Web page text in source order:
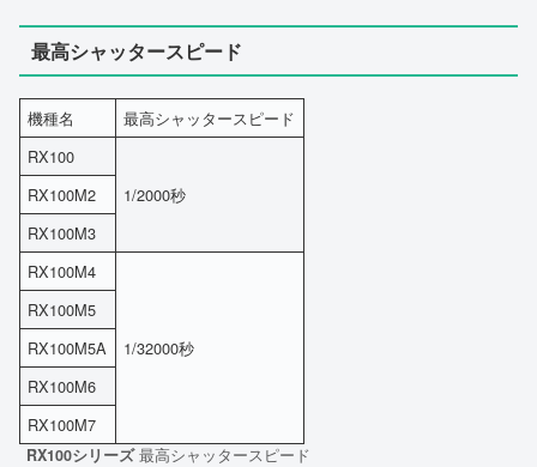
最高シャッタースピード
機種名
最高シャッタースピード
RX100
1/2000秒
RX100M2
RX100M3
RX100M4
1/32000秒
RX100M5
RX100M5A
RX100M6
RX100M7
RX100シリーズ最高シャッタースピード